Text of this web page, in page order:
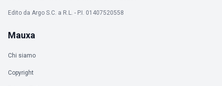
Edito da Argo S.C. a R.L. - P.I. 01407520558
Mauxa
Chi siamo
Copyright